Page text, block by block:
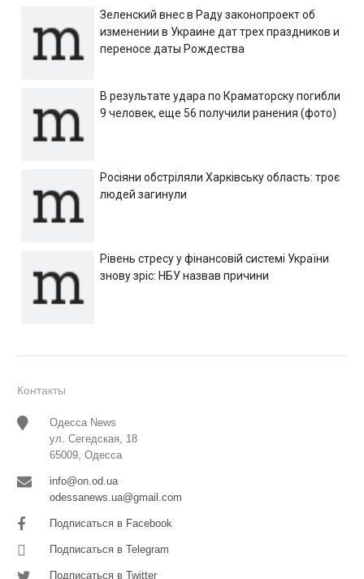
Зеленский внес в Раду законопроект об
изменении в Украине дат трех праздников и
переносе даты Рождества
В результате удара по Краматорску погибли
9 человек, еще 56 получили ранения (фото)
Росіяни обстріляли Харківську область: троє
людей загинули
Рівень стресу у фінансовій системі України
знову зріс: НБУ назвав причини
Контакты
Одесса News
ул. Сегедская, 18
65009, Одесса
info@on.od.ua
odessanews.ua@gmail.com
Подписаться в Facebook
Подписаться в Telegram
Подписаться в Twitter